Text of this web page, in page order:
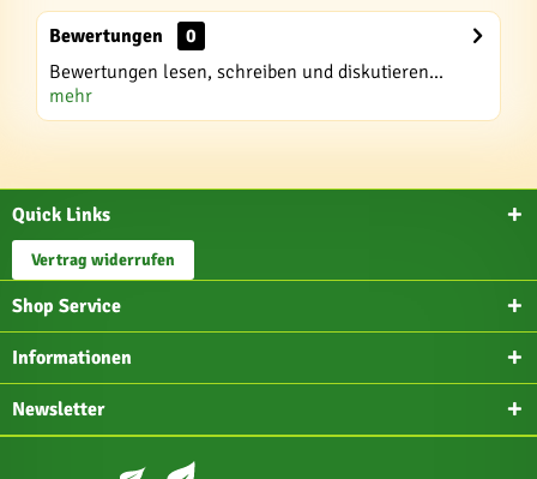
Bewertungen
0
Bewertungen lesen, schreiben und diskutieren...
mehr
Quick Links
Vertrag widerrufen
Shop Service
Informationen
Newsletter